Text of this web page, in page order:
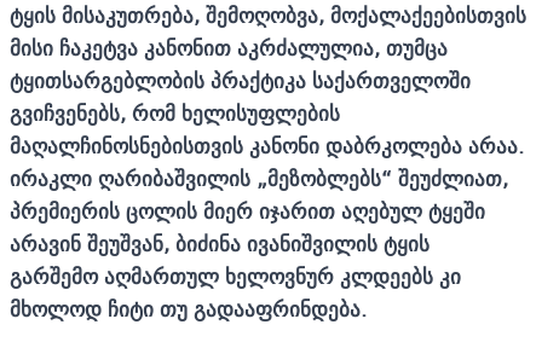
ტყის მისაკუთრება, შემოღობვა, მოქალაქეებისთვის
მისი ჩაკეტვა კანონით აკრძალულია, თუმცა
ტყითსარგებლობის პრაქტიკა საქართველოში
გვიჩვენებს, რომ ხელისუფლების
მაღალჩინოსნებისთვის კანონი დაბრკოლება არაა.
ირაკლი ღარიბაშვილის „მეზობლებს“ შეუძლიათ,
პრემიერის ცოლის მიერ იჯარით აღებულ ტყეში
არავინ შეუშვან, ბიძინა ივანიშვილის ტყის
გარშემოაღმართულ ხელოვნურ კლდეებს კი
მხოლოდ ჩიტი თუ გადააფრინდება.